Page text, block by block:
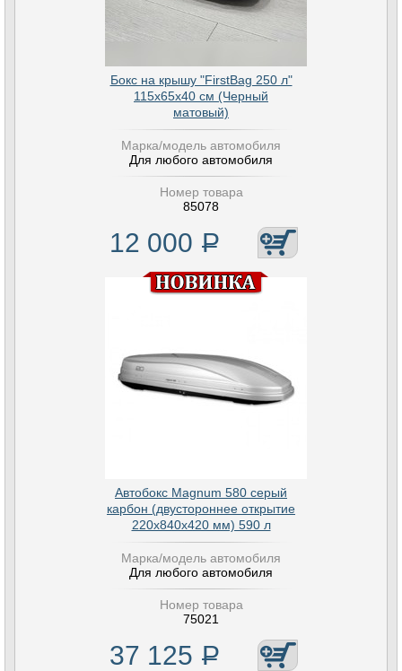
Бокс на крышу "FirstBag 250 л"
115х65х40 см (Черный
матовый)
Марка/модель автомобиля
Для любого автомобиля
Номер товара
85078
12 000 Р
Автобокс Magnum 580 серый
карбон (двустороннее открытие
220х840х420 мм) 590 л
Марка/модель автомобиля
Для любого автомобиля
Номер товара
75021
37 125 Р